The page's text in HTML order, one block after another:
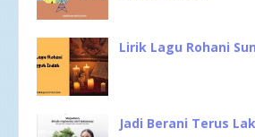
Lirik Lagu Rohani
Jadi Berani Terus